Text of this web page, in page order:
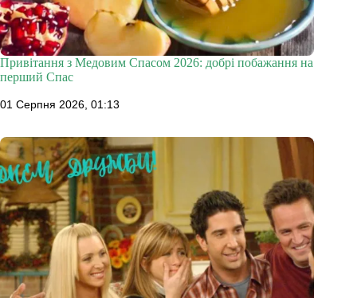
Привітання з Медовим Спасом 2026: добрі побажання на
перший Спас
01 Серпня 2026, 01:13